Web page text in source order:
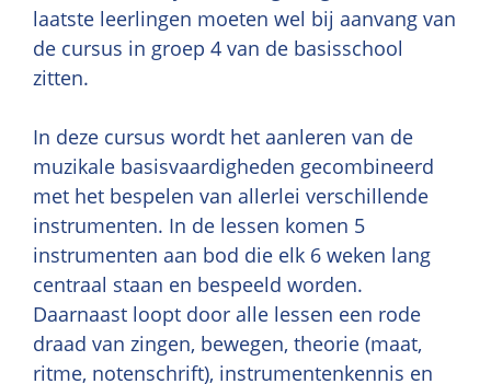
laatste leerlingen moeten wel bij aanvang van
de cursus in groep 4 van de basisschool
zitten.
In deze cursus wordt het aanleren van de
muzikale basisvaardigheden gecombineerd
met het bespelen van allerlei verschillende
instrumenten. In de lessen komen 5
instrumenten aan bod die elk 6 weken lang
centraal staan en bespeeld worden.
Daarnaast loopt door alle lessen een rode
draad van zingen, bewegen, theorie (maat,
ritme, notenschrift), instrumentenkennis en